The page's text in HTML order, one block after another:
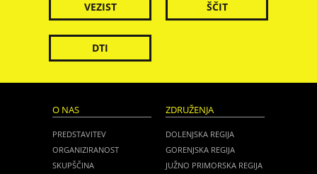
VEZIST ŠČIT
DTI
O NAS
PREDSTAVITEV
ORGANIZIRANOST
SKUPŠČINA
ZDRUŽENJA
DOLENJSKA REGIJA
GORENJSKA REGIJA
JUŽNO PRIMORSKA REGIJA